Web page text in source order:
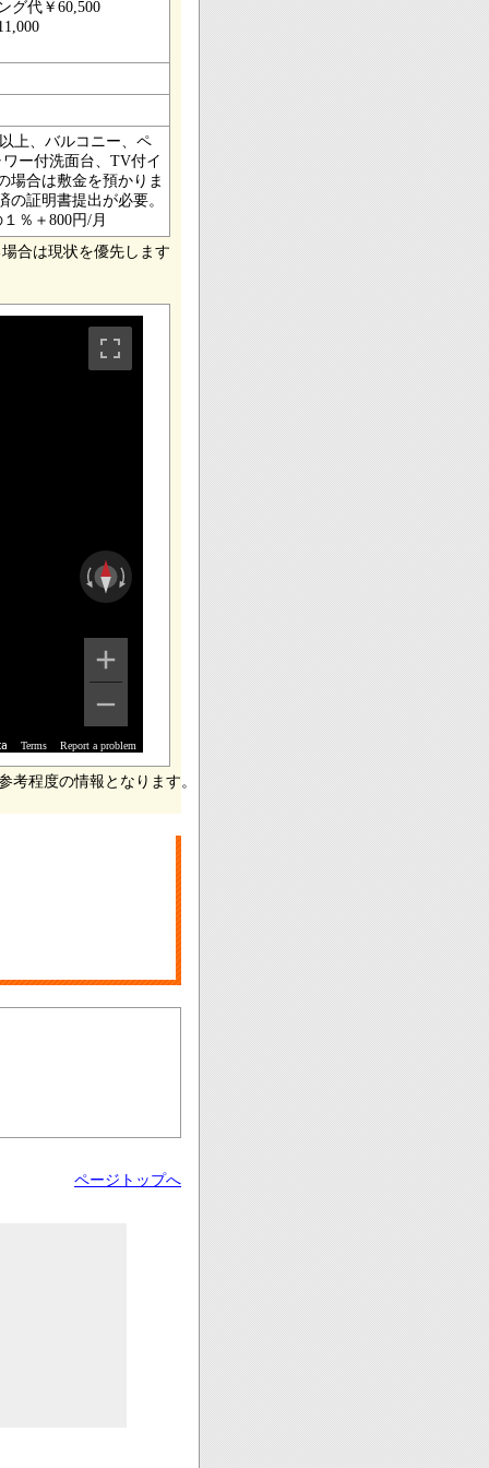
グ代￥60,500
上、バルコニー、ペ
ー付洗面台、TV付イ
場合は敷金を預かりま
証明書提出が必要。
＋800円/月
合は現状を優先します
Terms Report a problem
程度の情報となります。
ページトップへ